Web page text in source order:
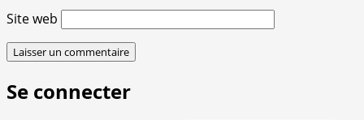
Site web
Se connecter